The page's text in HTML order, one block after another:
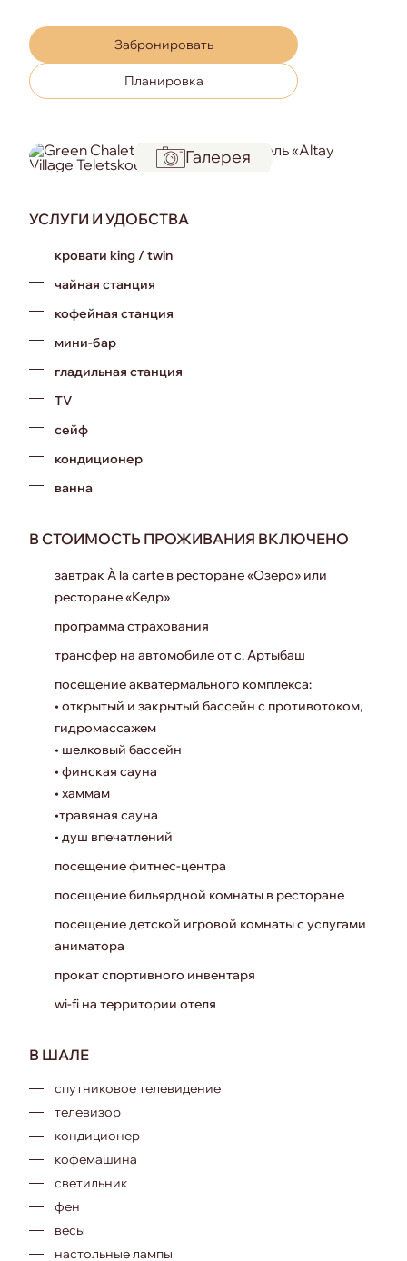
Забронировать
Планировка
Галерея
УСЛУГИ И УДОБСТВА
кровати king / twin
чайная станция
кофейная станция
мини-бар
гладильная станция
TV
сейф
кондиционер
ванна
В СТОИМОСТЬ ПРОЖИВАНИЯ ВКЛЮЧЕНО
завтрак À la carte в ресторане «Озеро» или
ресторане «Кедр»
программа страхования
трансфер на автомобиле от с. Артыбаш
посещение акватермального комплекса:
• открытый и закрытый бассейн с противотоком,
гидромассажем
• шелковый бассейн
• финская сауна
• хаммам
•травяная сауна
• душ впечатлений
посещение фитнес-центра
посещение бильярдной комнаты в ресторане
посещение детской игровой комнаты с услугами
аниматора
прокат спортивного инвентаря
wi-fi на территории отеля
В ШАЛЕ
спутниковое телевидение
телевизор
кондиционер
кофемашина
светильник
фен
весы
настольные лампы